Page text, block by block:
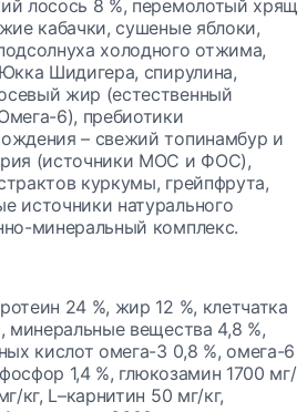
лосось 8 %, перемолотый хрящ
кабачки, сушеные яблоки,
холодного отжима,
Шидигера, спирулина,
жир (естественный
6), пребиотики
– свежий топинамбур и
(источники МОС и ФОС),
куркумы, грейпфрута,
источники натурального
минеральный комплекс.
24 %, жир 12 %, клетчатка
минеральные вещества 4,8 %,
кислот омега-3 0,8 %, омега-6
1,4 %, глюкозамин 1700 мг/
кг, L–карнитин 50 мг/кг,